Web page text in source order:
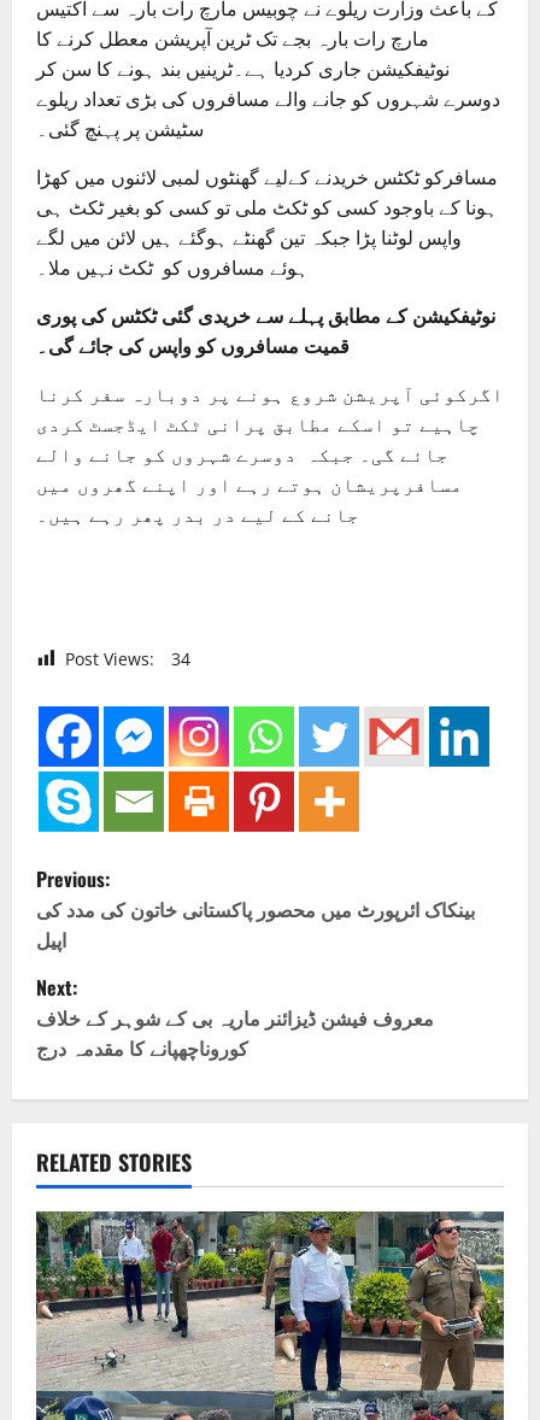
کے باعث وزارت ریلوے نے چوبیس مارچ رات بارہ سے اکتیس
مارچ رات بارہ بجے تک ٹرین آپریشن معطل کرنے کا
نوٹیفکیشن جاری کردیا ہے۔ٹرینیں بند ہونے کا سن کر
دوسرے شہروں کو جانے والے مسافروں کی بڑی تعداد ریلوے
سٹیشن پر پہنچ گئی۔
مسافرکو ٹکٹس خریدنے کےلیے گھنٹوں لمبی لائنوں میں کھڑا
ہونا کے باوجود کسی کو ٹکٹ ملی تو کسی کو بغیر ٹکٹ ہی
واپس لوٹنا پڑا جبکہ تین گھنٹے ہوگئے ہیں لائن میں لگے
ہوئے مسافروں کو ٹکٹ نہیں ملا۔
نوٹیفکیشن کے مطابق پہلے سے خریدی گئی ٹکٹس کی پوری
قمیت مسافروں کو واپس کی جائے گی۔
اگرکوئی آپریشن شروع ہونے پر دوبارہ سفر کرنا
چاہیے تو اسکے مطابق پرانی ٹکٹ ایڈجسٹ کردی
جائے گی۔ جبکہ دوسرے شہروں کو جانے والے
مسافرپریشان ہوتے رہے اور اپنے گھروں میں
جانے کے لیے در بدر پھر رہے ہیں۔
Post Views: 34
P
o
s
t
n
v
i
g
a
t
Previous:
بینکاک ائرپورٹ میں محصور پاکستانی خاتون کی مدد کی
اپیل
Next:
معروف فیشن ڈیزائنر ماریہ بی کے شوہر کے خلاف
کوروناچھپانے کا مقدمہ درج
RELATED STORIES